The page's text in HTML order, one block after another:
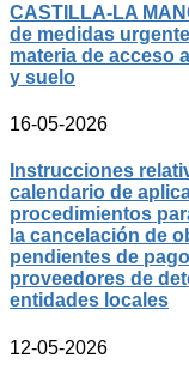
CASTILLA-LA
de medidas
materia de acceso
y suelo
16-05-2026
Instrucciones
calendario de
procedimientos
la cancelación de
pendientes de
proveedores de
entidades locales
12-05-2026